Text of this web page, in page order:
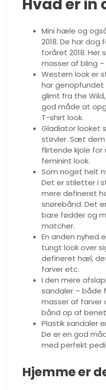
Hvad er in
Mini hæle og
2018. De har
foråret 2018. Her
masser af bling
Western look er
har genopfundet
glimt fra the
god måde at
T-shirt look.
Gladiator looket
støvler. Sæt
flirtende kjole
feminint look.
Som noget helt
Det er stiletter i
mere defineret
snørebånd. Det
bare fødder og
matcher.
En anden nyhed
tungt look over
defineret hæl,
farver etc.
I den mere
sandaler – både
masser af farver
bånd op af
Plastik sandaler
De er en god
med perfekt
Hjemme er